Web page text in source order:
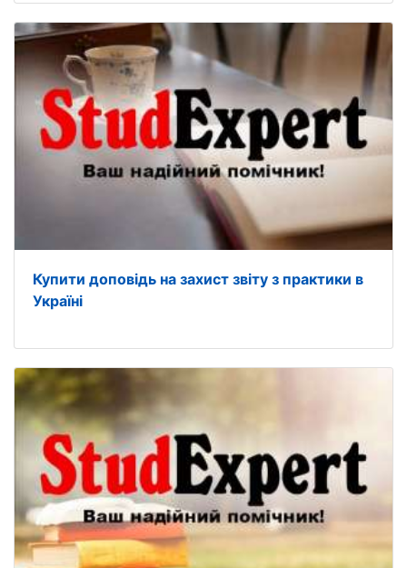
Купити доповідь на захист звіту з практики в
Україні